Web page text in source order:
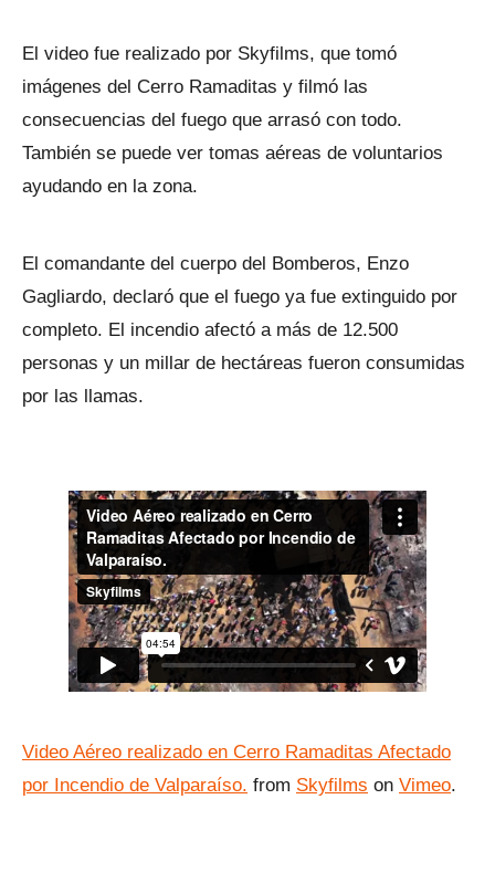
El video fue realizado por Skyfilms, que tomó
imágenes del Cerro Ramaditas y filmó las
consecuencias del fuego que arrasó con todo.
También se puede ver tomas aéreas de voluntarios
ayudando en la zona.
El comandante del cuerpo del Bomberos, Enzo
Gagliardo, declaró que el fuego ya fue extinguido por
completo. El incendio afectó a más de 12.500
personas y un millar de hectáreas fueron consumidas
por las llamas.
Video Aéreo realizado en Cerro Ramaditas Afectado
por Incendio de Valparaíso. from Skyfilms on Vimeo.